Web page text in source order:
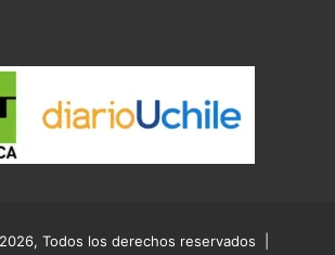
Todos los derechos reservados |